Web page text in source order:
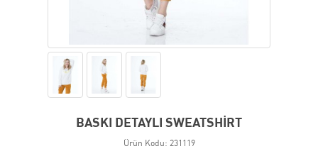
BASKI DETAYLI SWEATSHİRT
Ürün Kodu: 231119